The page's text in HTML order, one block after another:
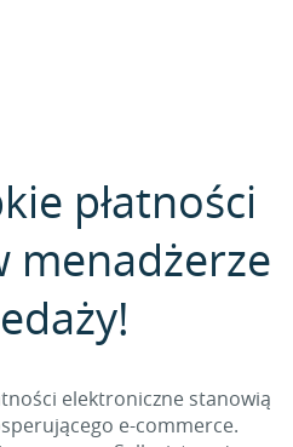
płatności
menadżerze
elektroniczne stanowią
e-commerce.